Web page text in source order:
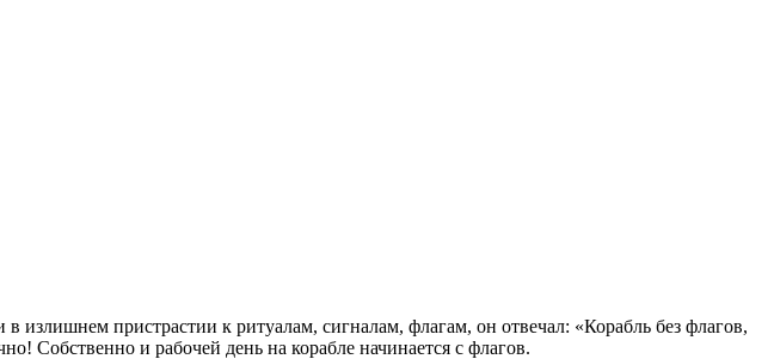
излишнем пристрастии к ритуалам, сигналам, флагам, он отвечал: «Корабль без флагов,
Собственно и рабочей день на корабле начинается с флагов.